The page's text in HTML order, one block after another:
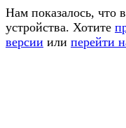
Нам показалось, что
устройства. Хотите
версии или перейти